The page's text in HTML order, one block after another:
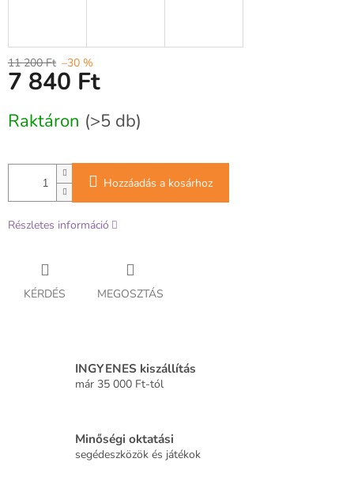
11 200 Ft –30 %
7 840 Ft
Raktáron (>5 db)
Hozzáadás a kosárhoz
Részletes információ
KÉRDÉS MEGOSZTÁS
INGYENES kiszállítás
már 35 000 Ft-tól
Minőségi oktatási
segédeszközök és játékok